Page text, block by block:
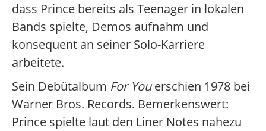
dass Prince bereits als Teenager in lokalen
Bands spielte, Demos aufnahm und
konsequent an seiner Solo-Karriere
arbeitete.
Sein Debütalbum For Youerschien 1978 bei
Warner Bros. Records. Bemerkenswert:
Prince spielte laut den Liner Notes nahezu